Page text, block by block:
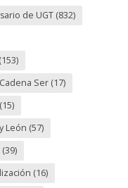
de UGT(832)
Cadena Ser(17)
(15)
León (57)
(39)
(16)